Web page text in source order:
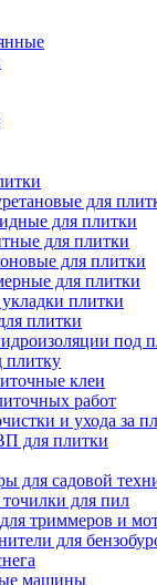
для
для плитки
для плитки
для плитки
для плитки
плитки
плитки
под
плитку
клеи
работ
и ухода за
для плитки
для садовой
для пил
триммеров и
для
машины